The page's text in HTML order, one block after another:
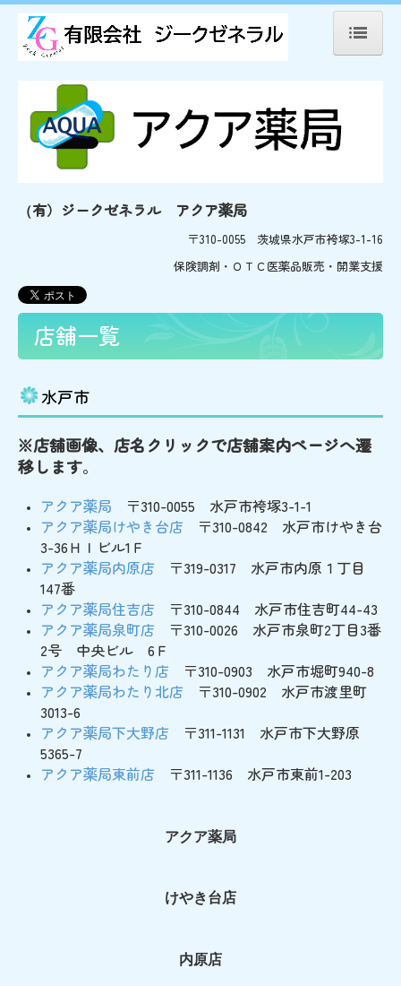
会社概要
店舗案内
県央（水戸・茨城町）
当薬局について
開業支援
お薬についてのQ＆A
（有）ジークゼネラル アクア薬局
〒310-0055 茨城県水戸市袴塚3-1-16
保険調剤・ＯＴＣ医薬品販売・開業支援
店舗一覧
水戸市
※店舗画像、店名クリックで店舗案内ページへ遷
移します。
アクア薬局 〒310-0055 水戸市袴塚3-1-1
アクア薬局けやき台店 〒310-0842 水戸市けやき台
3-36ＨＩビル1Ｆ
アクア薬局内原店 〒319-0317 水戸市内原１丁目
147番
アクア薬局住吉店 〒310-0844 水戸市住吉町44-43
アクア薬局泉町店 〒310-0026 水戸市泉町2丁目3番
2号 中央ビル 6Ｆ
アクア薬局わたり店 〒310-0903 水戸市堀町940-8
アクア薬局わたり北店 〒310-0902 水戸市渡里町
3013-6
アクア薬局下大野店 〒311-1131 水戸市下大野原
5365-7
アクア薬局東前店 〒311-1136 水戸市東前1-203
アクア薬局
けやき台店
内原店